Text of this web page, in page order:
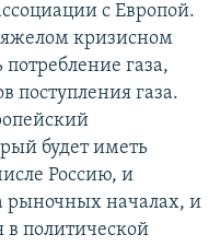
с Европой.
кризисном
газа,
поступления газа.
будет иметь
Россию, и
рыночных началах, и
в политической